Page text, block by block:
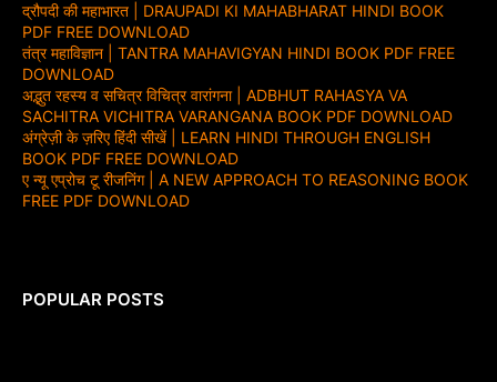
द्रौपदी की महाभारत | DRAUPADI KI MAHABHARAT HINDI BOOK
PDF FREE DOWNLOAD
तंत्र महाविज्ञान | TANTRA MAHAVIGYAN HINDI BOOK PDF FREE
DOWNLOAD
अद्भुत रहस्य व सचित्र विचित्र वारांगना | ADBHUT RAHASYA VA
SACHITRA VICHITRA VARANGANA BOOK PDF DOWNLOAD
अंग्रेज़ी के ज़रिए हिंदी सीखें | LEARN HINDI THROUGH ENGLISH
BOOK PDF FREE DOWNLOAD
ए न्यू एप्रोच टू रीजनिंग | A NEW APPROACH TO REASONING BOOK
FREE PDF DOWNLOAD
POPULAR POSTS